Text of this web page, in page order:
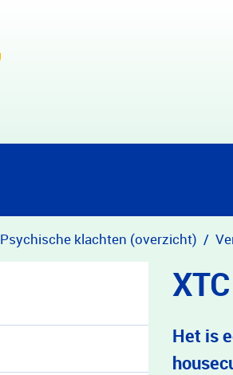
Psychische klachten (overzicht)
XTC
Het is